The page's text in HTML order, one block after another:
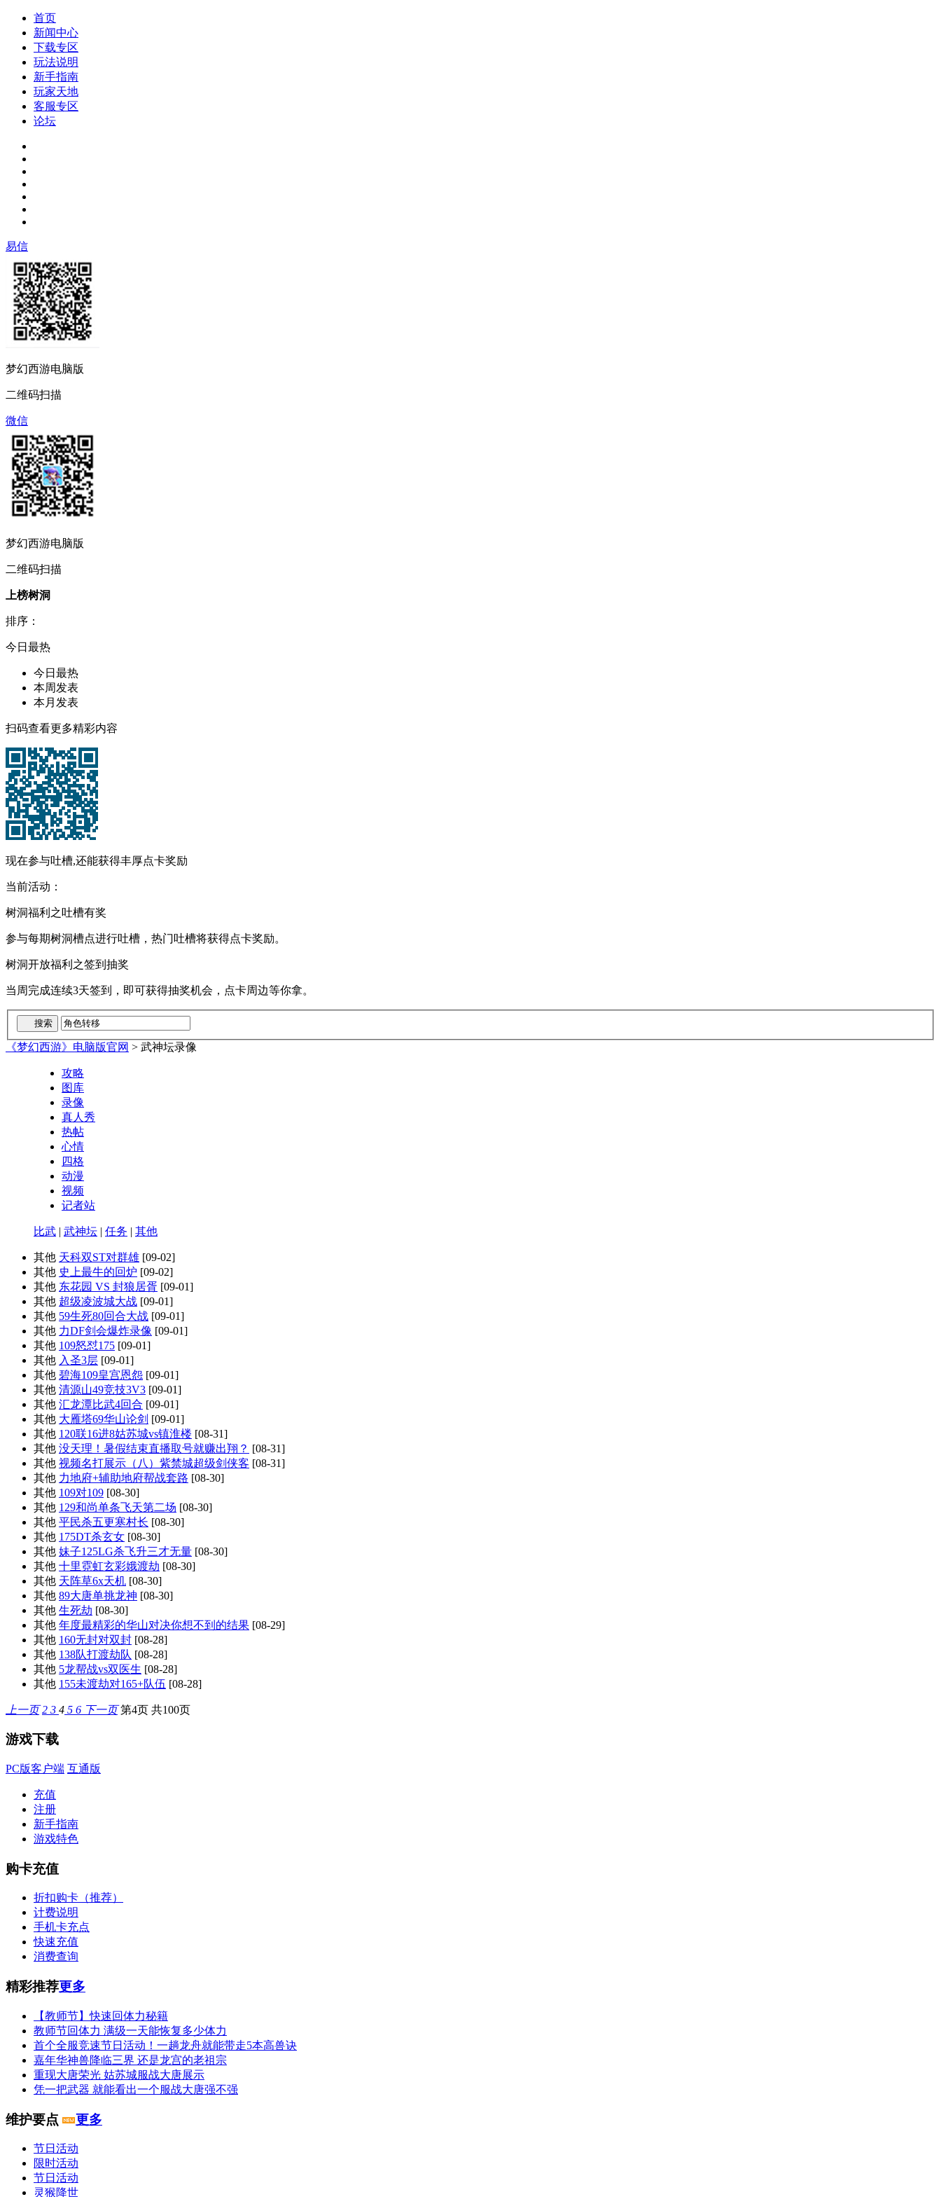
首页
新闻中心
下载专区
玩法说明
新手指南
玩家天地
客服专区
论坛
易信
梦幻西游电脑版
二维码扫描
微信
梦幻西游电脑版
二维码扫描
上榜树洞
排序：
今日最热
今日最热
本周发表
本月发表
扫码查看更多精彩内容
现在参与吐槽,还能获得丰厚点卡奖励
当前活动：
树洞福利之吐槽有奖
参与每期树洞槽点进行吐槽，热门吐槽将获得点卡奖励。
树洞开放福利之签到抽奖
当周完成连续3天签到，即可获得抽奖机会，点卡周边等你拿。
《梦幻西游》电脑版官网 > 武神坛录像
攻略
图库
录像
真人秀
热帖
心情
四格
动漫
视频
记者站
比武 | 武神坛 | 任务 | 其他
其他 天科双ST对群雄 [09-02]
其他 史上最牛的回炉 [09-02]
其他 东花园 VS 封狼居胥 [09-01]
其他 超级凌波城大战 [09-01]
其他 59生死80回合大战 [09-01]
其他 力DF剑会爆炸录像 [09-01]
其他 109怒怼175 [09-01]
其他 入圣3层 [09-01]
其他 碧海109皇宫恩怨 [09-01]
其他 清源山49竞技3V3 [09-01]
其他 汇龙潭比武4回合 [09-01]
其他 大雁塔69华山论剑 [09-01]
其他 120联16进8姑苏城vs镇淮楼 [08-31]
其他 没天理！暑假结束直播取号就赚出翔？ [08-31]
其他 视频名打展示（八）紫禁城超级剑侠客 [08-31]
其他 力地府+辅助地府帮战套路 [08-30]
其他 109对109 [08-30]
其他 129和尚单条飞天第二场 [08-30]
其他 平民杀五更寒村长 [08-30]
其他 175DT杀玄女 [08-30]
其他 妹子125LG杀飞升三才无量 [08-30]
其他 十里霓虹玄彩娥渡劫 [08-30]
其他 天阵草6x天机 [08-30]
其他 89大唐单挑龙神 [08-30]
其他 生死劫 [08-30]
其他 年度最精彩的华山对决你想不到的结果 [08-29]
其他 160无封对双封 [08-28]
其他 138队打渡劫队 [08-28]
其他 5龙帮战vs双医生 [08-28]
其他 155未渡劫对165+队伍 [08-28]
上一页 2 3 4 5 6 下一页第4页 共100页
游戏下载
PC版客户端 互通版
充值
注册
新手指南
游戏特色
购卡充值
折扣购卡（推荐）
计费说明
手机卡充点
快速充值
消费查询
精彩推荐更多
【教师节】快速回体力秘籍
教师节回体力 满级一天能恢复多少体力
首个全服竞速节日活动！一趟龙舟就能带走5本高兽诀
嘉年华神兽降临三界 还是龙宫的老祖宗
重现大唐荣光 姑苏城服战大唐展示
凭一把武器 就能看出一个服战大唐强不强
维护要点 更多
节日活动
限时活动
节日活动
灵猴降世